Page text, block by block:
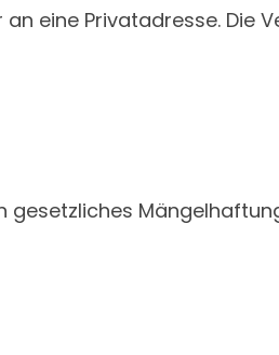
eine Privatadresse.
gesetzliches